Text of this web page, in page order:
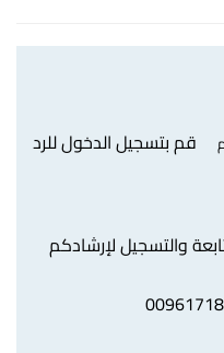
قم بتسجيل الدخول للرد
والتسجيل لإرشادكم